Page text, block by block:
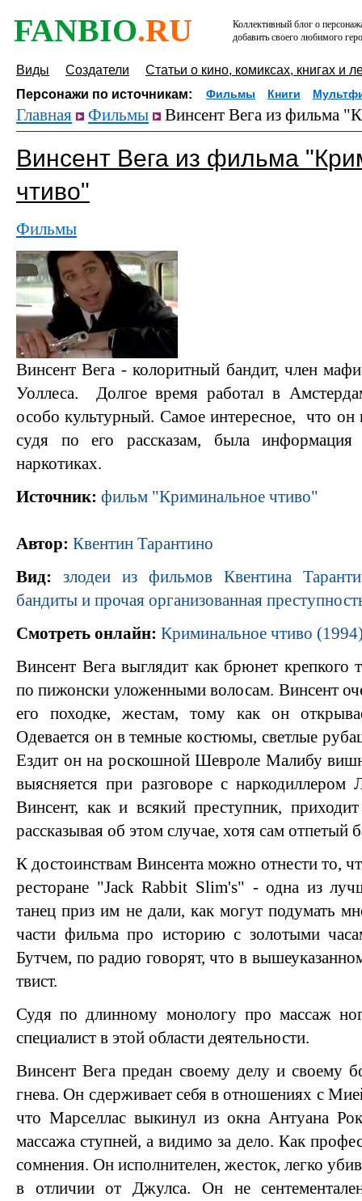
FANBIO.RU
Коллективный блог о
добавить своего любимого
Виды Создатели
Статьи о кино, комиксах, книгах и
Персонажи по источникам:
Фильмы Книги
Главная Фильмы Винсент Вега из фильма
Винсент Вега из фильма
чтиво"
Фильмы
Винсент Вега - колоритный бандит, член
Уоллеса. Долгое время работал в
особо культурный. Самое интересное, что он
судя по его рассказам, была
наркотиках.
Источник: фильм "Криминальное чтиво"
Автор: Квентин Тарантино
Вид:
злодеи из фильмов Квентина
бандиты и прочая организованная
Смотреть онлайн: Криминальное чтиво
Винсент Вега выглядит как брюнет крепкого
по пижонски уложенными волосам. Винсент
его походке, жестам, тому как он
Одевается он в темные костюмы, светлые
Ездит он на роскошной Шевроле Малибу
выясняется при разговоре с наркодиллером
Винсент, как и всякий преступник,
рассказывая об этом случае, хотя сам отпетый
К достоинствам Винсента можно отнести то,
ресторане "Jack Rabbit Slim's" - одна из
танец приз им не дали, как могут подумать
части фильма про историю с золотыми
Бутчем, по радио говорят, что в
твист.
Судя по длинному монологу про массаж
специалист в этой области деятельности.
Винсент Вега предан своему делу и своему
гнева. Он сдерживает себя в отношениях с
что Марселлас выкинул из окна Антуана
массажа ступней, а видимо за дело. Как
сомнения. Он исполнителен, жесток, легко
в отличии от Джулса. Он не